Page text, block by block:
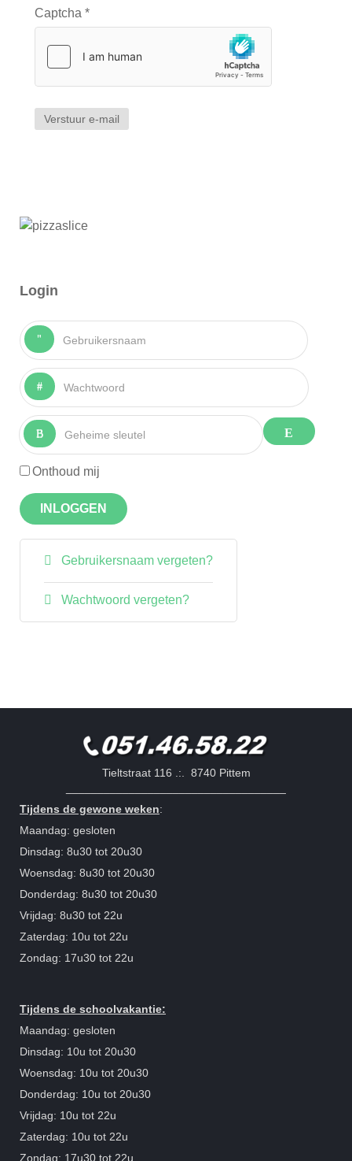
Captcha *
Verstuur e-mail
Login
Onthoud mij
INLOGGEN
Gebruikersnaam vergeten?
Wachtwoord vergeten?
Tieltstraat 116 .:. 8740 Pittem
Tijdens de gewone weken:
Maandag: gesloten
Dinsdag: 8u30 tot 20u30
Woensdag: 8u30 tot 20u30
Donderdag: 8u30 tot 20u30
Vrijdag: 8u30 tot 22u
Zaterdag: 10u tot 22u
Zondag: 17u30 tot 22u
Tijdens de schoolvakantie:
Maandag: gesloten
Dinsdag: 10u tot 20u30
Woensdag: 10u tot 20u30
Donderdag: 10u tot 20u30
Vrijdag: 10u tot 22u
Zaterdag: 10u tot 22u
Zondag: 17u30 tot 22u